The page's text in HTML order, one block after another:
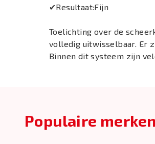
✔Resultaat:Fijn
Toelichting over de
volledig uitwisselbaar. Er
Binnen dit systeem zijn
Populaire merken